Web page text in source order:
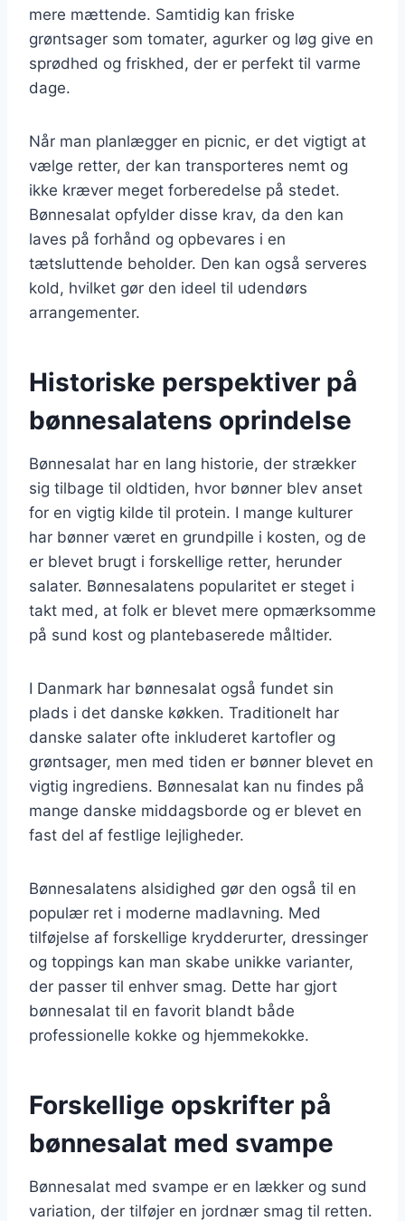
mere mættende. Samtidig kan friske
grøntsager som tomater, agurker og løg give en
sprødhed og friskhed, der er perfekt til varme
dage.
Når man planlægger en picnic, er det vigtigt at
vælge retter, der kan transporteres nemt og
ikke kræver meget forberedelse på stedet.
Bønnesalat opfylder disse krav, da den kan
laves på forhånd og opbevares i en
tætsluttende beholder. Den kan også serveres
kold, hvilket gør den ideel til udendørs
arrangementer.
Historiske perspektiver på
bønnesalatens oprindelse
Bønnesalat har en lang historie, der strækker
sig tilbage til oldtiden, hvor bønner blev anset
for en vigtig kilde til protein. I mange kulturer
har bønner været en grundpille i kosten, og de
er blevet brugt i forskellige retter, herunder
salater. Bønnesalatens popularitet er steget i
takt med, at folk er blevet mere opmærksomme
på sund kost og plantebaserede måltider.
I Danmark har bønnesalat også fundet sin
plads i det danske køkken. Traditionelt har
danske salater ofte inkluderet kartofler og
grøntsager, men med tiden er bønner blevet en
vigtig ingrediens. Bønnesalat kan nu findes på
mange danske middagsborde og er blevet en
fast del af festlige lejligheder.
Bønnesalatens alsidighed gør den også til en
populær ret i moderne madlavning. Med
tilføjelse af forskellige krydderurter, dressinger
og toppings kan man skabe unikke varianter,
der passer til enhver smag. Dette har gjort
bønnesalat til en favorit blandt både
professionelle kokke og hjemmekokke.
Forskellige opskrifter på
bønnesalat med svampe
Bønnesalat med svampe er en lækker og sund
variation, der tilføjer en jordnær smag til retten.